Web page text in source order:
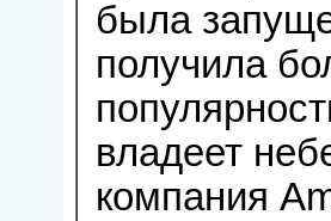
была
получила
владеет
компания